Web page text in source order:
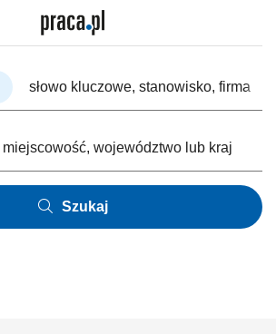
Szukaj